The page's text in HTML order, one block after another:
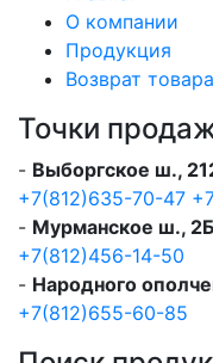
О компании
Продукция
Возврат товара
Точки
- Выборгское ш.,
+7(812)635-70-47
- Мурманское ш., 2Б
+7(812)456-14-50
- Народного
+7(812)655-60-85